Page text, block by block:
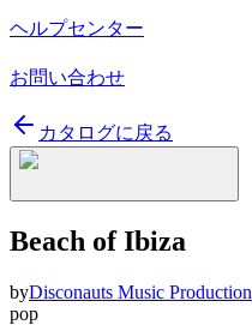
ヘルプセンター
お問い合わせ
カタログに戻る
Beach of Ibiza
byDisconauts Music Production
pop